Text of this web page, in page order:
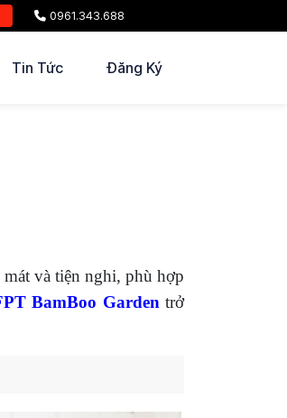
0961.343.688
Tin Tức Đăng Ký
và tiện nghi, phù hợp
BamBoo Garden trở